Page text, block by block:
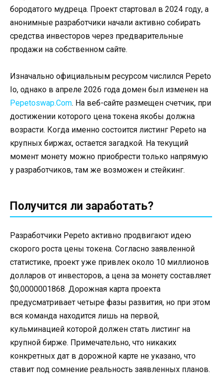
бородатого мудреца. Проект стартовал в 2024 году, а
анонимные разработчики начали активно собирать
средства инвесторов через предварительные
продажи на собственном сайте.
Изначально официальным ресурсом числился Pepeto
Io, однако в апреле 2026 года домен был изменен на
Pepetoswap.Com. На веб-сайте размещен счетчик, при
достижении которого цена токена якобы должна
возрасти. Когда именно состоится листинг Pepeto на
крупных биржах, остается загадкой. На текущий
момент монету можно приобрести только напрямую
у разработчиков, там же возможен и стейкинг.
Получится ли заработать?
Разработчики Pepeto активно продвигают идею
скорого роста цены токена. Согласно заявленной
статистике, проект уже привлек около 10 миллионов
долларов от инвесторов, а цена за монету составляет
$0,0000001868. Дорожная карта проекта
предусматривает четыре фазы развития, но при этом
вся команда находится лишь на первой,
кульминацией которой должен стать листинг на
крупной бирже. Примечательно, что никаких
конкретных дат в дорожной карте не указано, что
ставит под сомнение реальность заявленных планов.